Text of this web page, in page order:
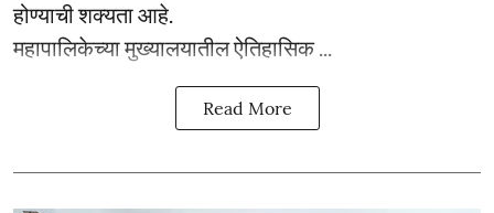
होण्याची शक्यता आहे.
महापालिकेच्या मुख्यालयातील ऐतिहासिक ...
Read More